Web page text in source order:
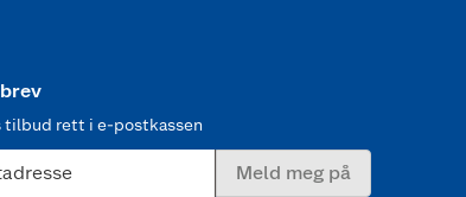
tilbud rett i e-postkassen
Meld meg på